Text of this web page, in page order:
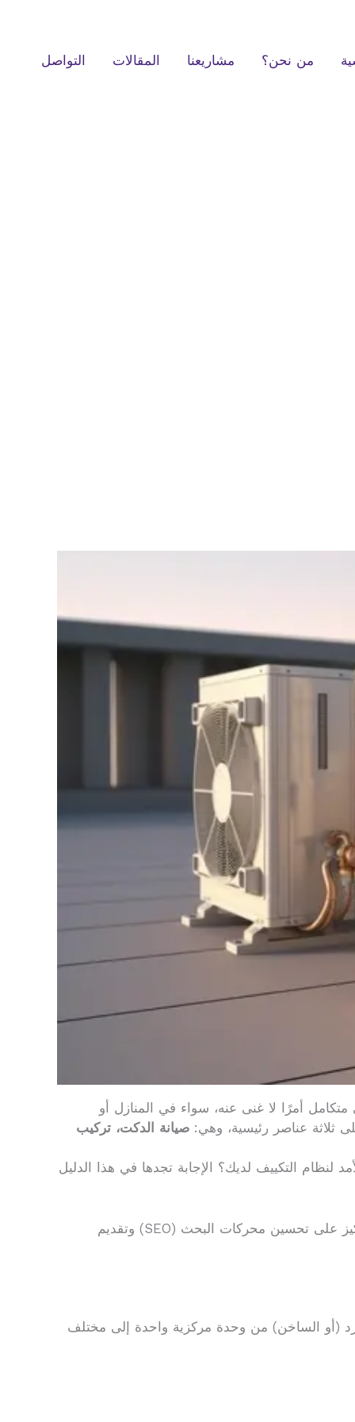
من نحن؟ مشاريعنا المقالات التواصل
أمرًا لا غنى عنه، سواء في المنازل أو
ثلاثة عناصر رئيسية، وهي: صيانة الدكت، تركيب
التكييف لديك؟ الإجابة تجدها في هذا الدليل
دعنا نأخذك في رحلة تقنية مبسطة واحترافية، نغوص فيها في تفاصيل تركيب وصيانة أنظمة التكييف المركزي، مع التركيز على تحسين محركات البحث (SEO) وتقديم
(أو الساخن) من وحدة مركزية واحدة إلى مختلف